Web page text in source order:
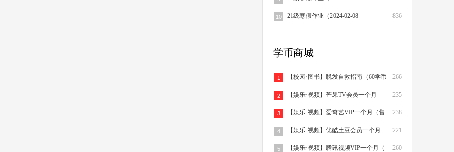
836
10 21级寒假作业（2024-02-08
学币商城
266
1 【校园·图书】脱发自救指南（60学币
235
2 【娱乐·视频】芒果TV会员一个月
（售 238
3 【娱乐·视频】爱奇艺VIP一个月（售
221
4 【娱乐·视频】优酷土豆会员一个月
（售 260
5 【娱乐·视频】腾讯视频VIP一个月（